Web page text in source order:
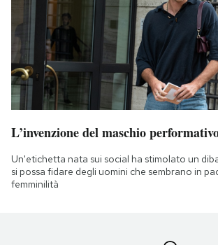
L’invenzione del maschio
Un'etichetta nata sui social ha stimolato un
si possa fidare degli uomini che sembrano in
femminilità